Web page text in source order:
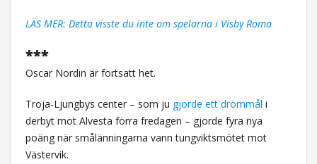
LÄS MER: Detta visste du inte om spelarna i Visby Roma
***
Oscar Nordin är fortsatt het.
Troja-Ljungbys center – som ju gjorde ett drömmål i
derbyt mot Alvesta förra fredagen – gjorde fyra nya
poäng när smålänningarna vann tungviktsmötet mot
Västervik.